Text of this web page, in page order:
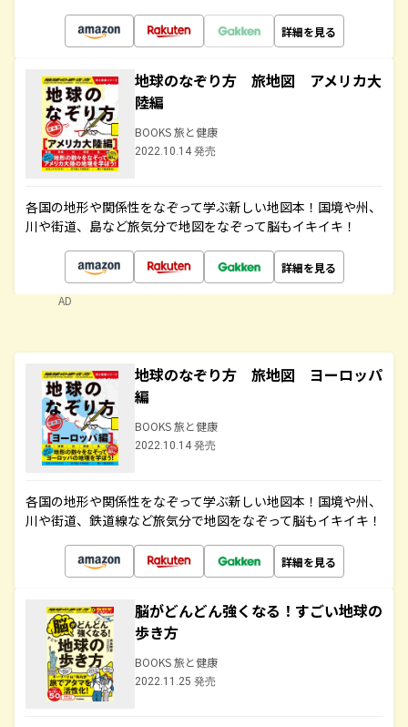
詳細を見る
地球のなぞり方 旅地図 アメリカ大
陸編
BOOKS 旅と健康
2022.10.14 発売
各国の地形や関係性をなぞって学ぶ新しい地図本！国境や州、
川や街道、島など旅気分で地図をなぞって脳もイキイキ！
詳細を見る
AD
地球のなぞり方 旅地図 ヨーロッパ
編
BOOKS 旅と健康
2022.10.14 発売
各国の地形や関係性をなぞって学ぶ新しい地図本！国境や州、
川や街道、鉄道線など旅気分で地図をなぞって脳もイキイキ！
詳細を見る
脳がどんどん強くなる！すごい地球の
歩き方
BOOKS 旅と健康
2022.11.25 発売